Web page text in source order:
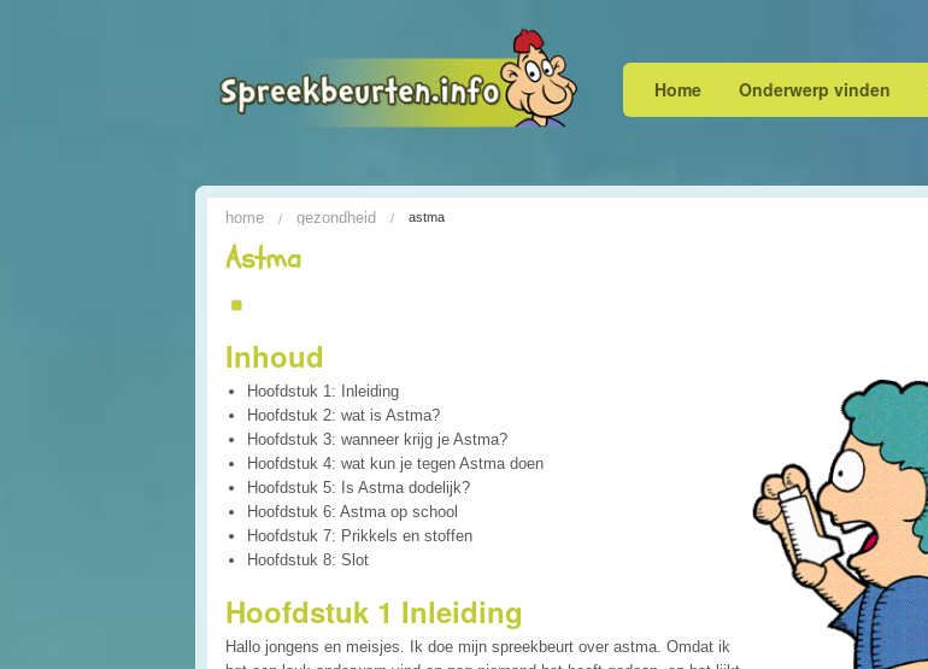
Home Onderwerp vinden
home gezondheid astma
Astma
Inhoud
Hoofdstuk 1: Inleiding
Hoofdstuk 2: wat is Astma?
Hoofdstuk 3: wanneer krijg je Astma?
Hoofdstuk 4: wat kun je tegen Astma doen
Hoofdstuk 5: Is Astma dodelijk?
Hoofdstuk 6: Astma op school
Hoofdstuk 7: Prikkels en stoffen
Hoofdstuk 8: Slot
Hoofdstuk 1 Inleiding
Hallo jongens en meisjes. Ik doe mijn spreekbeurt over astma. Omdat ik